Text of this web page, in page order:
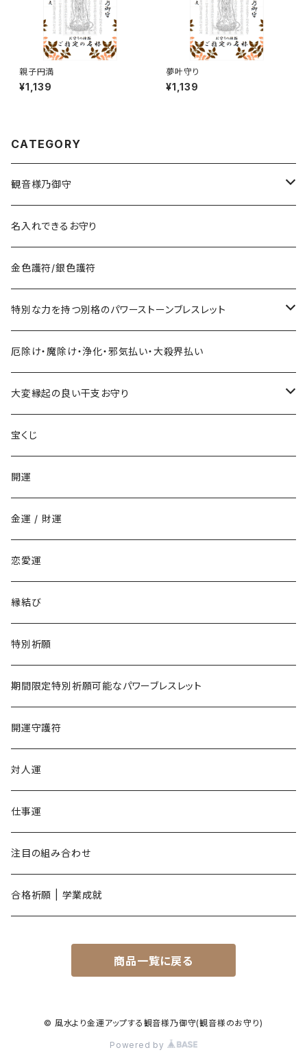
親子円満
¥1,139
夢叶守り
¥1,139
CATEGORY
観音様乃御守
宝くじに御利益ある組合せ
サマージャンボ宝くじに当たりたい時の組合せ
バレンタインジャンボ宝くじに当たりたい時の組合せ
お金に御利益ある組合せ
給料を増やしたい
お金持ちと出会いたい
恋愛・縁結びで御利益ある組合せ
お金持ち恋愛したい
お金持ちと結婚したい(玉の輿・逆玉の輿)
対人で御利益ある組合せ
学校でいじめられたくない
職場でいじめられたくない
恋愛でライバルに勝ちたい
出世して仕事も充実し給料を上げたい時の組み合わせ
名入れできるお守り
金色護符/銀色護符
特別な力を持つ別格のパワーストーンブレスレット
ネックレス
ストラップ
厄除け・魔除け・浄化・邪気払い・大殺界払い
大変縁起の良い干支お守り
子年
丑年
寅年
卯年
辰年
巳年
午年
未年
申年
酉年
戌年
亥年
宝くじ
開運
金運 / 財運
恋愛運
縁結び
特別祈願
期間限定特別祈願可能なパワーブレスレット
開運守護符
対人運
仕事運
注目の組み合わせ
合格祈願 | 学業成就
商品一覧に戻る
© 風水より金運アップする観音様乃御守(観音様のお守り)
Powered by